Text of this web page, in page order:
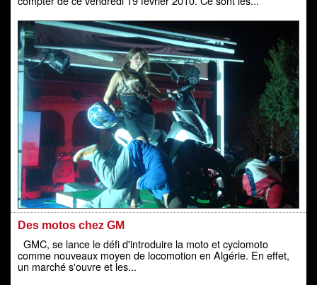
Des motos chez GM
GMC, se lance le défi d'introduire la moto et cyclomoto
comme nouveaux moyen de locomotion en Algérie. En effet,
un marché s'ouvre et les...